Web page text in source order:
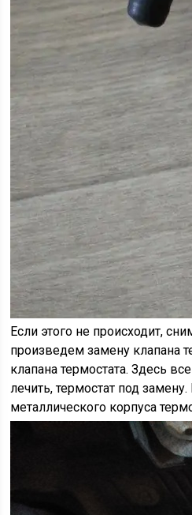
Если этого не происходит,
произведем замену клапана
клапана термостата. Здесь
лечить, термостат под
металлического корпуса